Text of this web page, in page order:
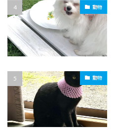
動物
動物